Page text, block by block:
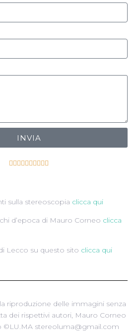
INVIA
         
sulla stereoscopia clicca qui
d’epoca di Mauro Corneo clicca
Lecco su questo sito clicca qui
riproduzione delle immagini senza
dei rispettivi autori, Mauro Corneo
©LU.MA stereoluma@gmail.com